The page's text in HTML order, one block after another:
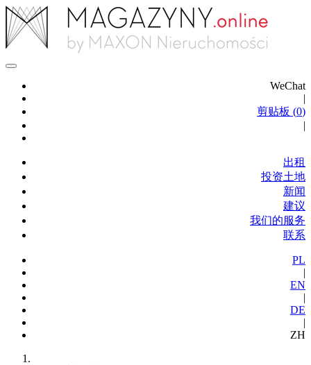
WeChat
|
剪贴板 (0)
|
出租
投资土地
新闻
建议
我们的服务
联系
PL
|
EN
|
DE
|
ZH